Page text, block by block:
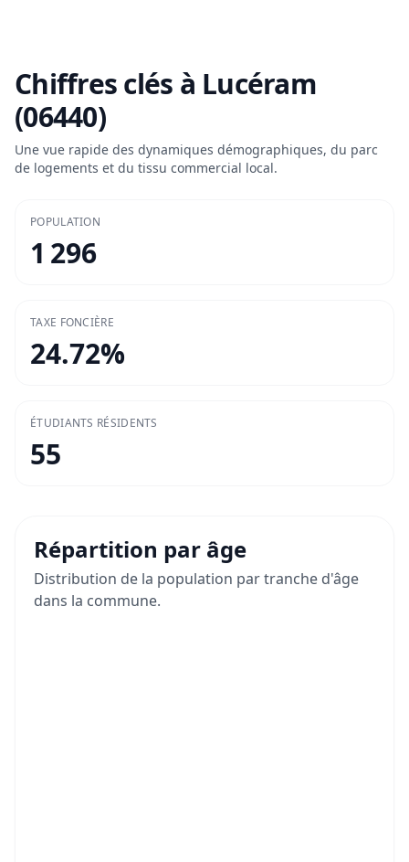
Chiffres clés à Lucéram
(06440)
Une vue rapide des dynamiques démographiques, du parc
de logements et du tissu commercial local.
POPULATION
1 296
TAXE FONCIÈRE
24.72%
ÉTUDIANTS RÉSIDENTS
55
Répartition par âge
Distribution de la population par tranche d'âge
dans la commune.